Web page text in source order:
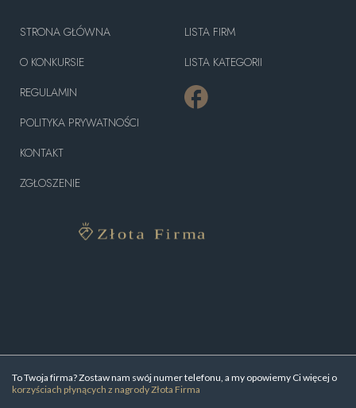
To Twoja firma? Zostaw nam swój numer telefonu, a my opowiemy Ci więcej o
korzyściach płynących z nagrody Złota Firma
STRONA GŁÓWNA
O KONKURSIE
REGULAMIN
POLITYKA PRYWATNOŚCI
KONTAKT
ZGŁOSZENIE
LISTA FIRM
LISTA KATEGORII